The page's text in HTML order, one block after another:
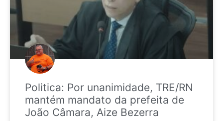
Politica: Por unanimidade, TRE/RN
mantém mandato da prefeita de
João Câmara, Aize Bezerra